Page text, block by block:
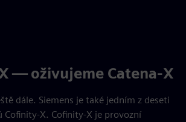
— oživujeme Catena-X
dále. Siemens je také jedním z deseti
Cofinity-X. Cofinity-X je provozní